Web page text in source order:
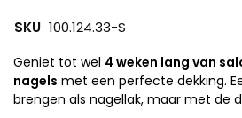
SKU 100.124.33-S
Geniet tot wel 4 weken lang van
nagels met een perfecte dekking.
brengen als nagellak, maar met de